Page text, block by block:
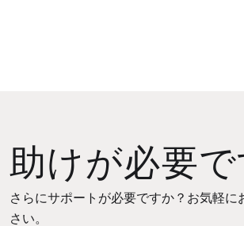
助けが必要で
さらにサポートが必要ですか？お気軽に
さい。